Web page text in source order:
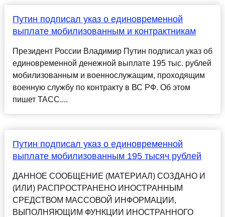
Путин подписал указ о единовременной
выплате мобилизованным и контрактникам
Президент России Владимир Путин подписал указ об
единовременной денежной выплате 195 тыс. рублей
мобилизованным и военнослужащим, проходящим
военную службу по контракту в ВС РФ. Об этом
пишет ТАСС....
Путин подписал указ о единовременной
выплате мобилизованным 195 тысяч рублей
ДАННОЕ СООБЩЕНИЕ (МАТЕРИАЛ) СОЗДАНО И
(ИЛИ) РАСПРОСТРАНЕНО ИНОСТРАННЫМ
СРЕДСТВОМ МАССОВОЙ ИНФОРМАЦИИ,
ВЫПОЛНЯЮЩИМ ФУНКЦИИ ИНОСТРАННОГО